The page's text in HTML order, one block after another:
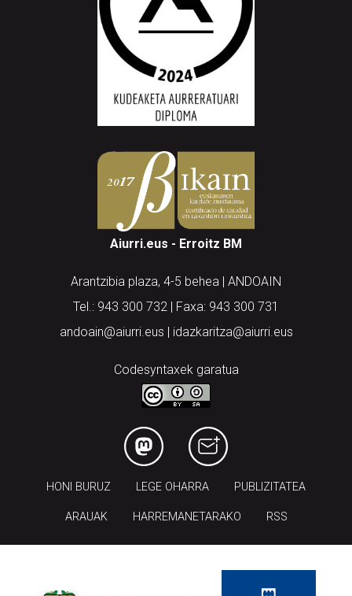
Aiurri.eus - Erroitz BM
Arantzibia plaza, 4-5 behea | ANDOAIN
Tel.: 943 300 732 | Faxa: 943 300 731
andoain@aiurri.eus | idazkaritza@aiurri.eus
Codesyntaxek garatua
HONI BURUZ LEGE OHARRA PUBLIZITATEA
ARAUAK HARREMANETARAKO RSS